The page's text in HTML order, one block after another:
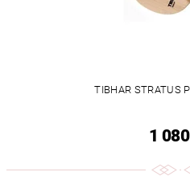
TIBHAR STRATUS
1